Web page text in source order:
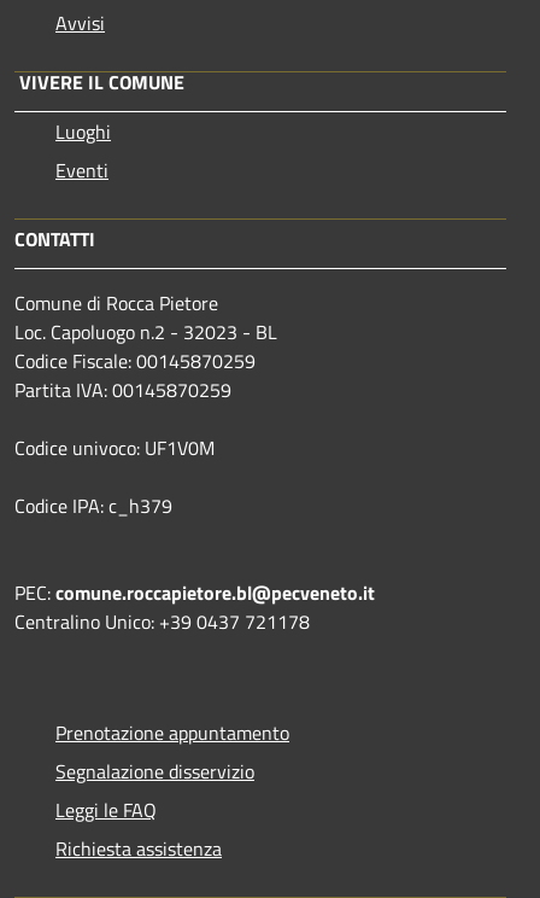
Avvisi
VIVERE IL COMUNE
Luoghi
Eventi
CONTATTI
Comune di Rocca Pietore
Loc. Capoluogo n.2 - 32023 - BL
Codice Fiscale: 00145870259
Partita IVA: 00145870259
Codice univoco: UF1V0M
Codice IPA: c_h379
PEC:comune.roccapietore.bl@pecveneto.it
Centralino Unico: +39 0437 721178
Prenotazione appuntamento
Segnalazione disservizio
Leggi le FAQ
Richiesta assistenza